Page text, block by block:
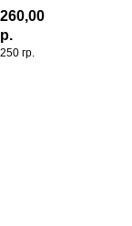
260,00
р.
250 гр.